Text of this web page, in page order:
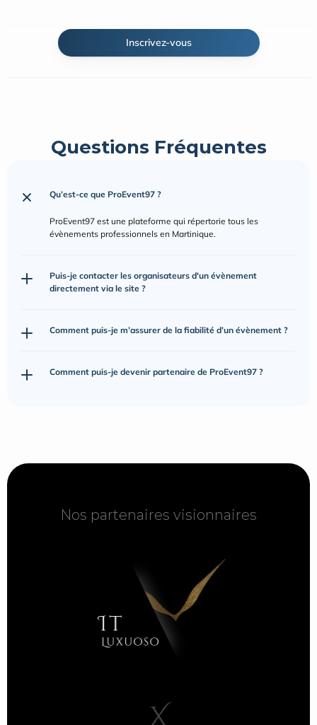
Inscrivez-vous
Questions Fréquentes
Qu’est-ce que ProEvent97 ?
ProEvent97 est une plateforme qui répertorie tous les
évènements professionnels en Martinique.
Puis-je contacter les organisateurs d'un évènement
directement via le site ?
Comment puis-je m’assurer de la fiabilité d’un évènement ?
Comment puis-je devenir partenaire de ProEvent97 ?
Nos partenaires visionnaires
Nos partenaires visionnaires